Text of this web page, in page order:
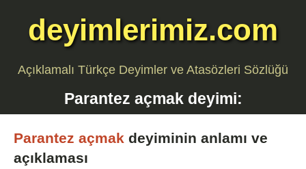
deyimlerimiz.com
Açıklamalı Türkçe Deyimler ve Atasözleri Sözlüğü
Parantez açmakdeyimi:
Parantez açmak deyiminin anlamı ve
açıklaması